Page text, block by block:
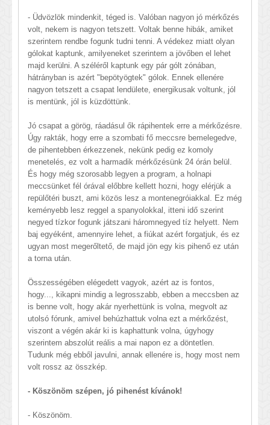
- Üdvözlök mindenkit, téged is. Valóban nagyon jó mérkőzés
volt, nekem is nagyon tetszett. Voltak benne hibák, amiket
szerintem rendbe fogunk tudni tenni. A védekez miatt olyan
gólokat kaptunk, amilyeneket szerintem a jövőben el lehet
majd kerülni. A széléről kaptunk egy pár gólt zónában,
hátrányban is azért "bepötyögtek" gólok. Ennek ellenére
nagyon tetszett a csapat lendülete, energikusak voltunk, jól
is mentünk, jól is küzdöttünk.
Jó csapat a görög, ráadásul ők rápihentek erre a mérkőzésre.
Úgy rakták, hogy erre a szombati fő meccsre bemelegedve,
de pihentebben érkezzenek, nekünk pedig ez komoly
menetelés, ez volt a harmadik mérkőzésünk 24 órán belül.
És hogy még szorosabb legyen a program, a holnapi
meccsünket fél órával előbbre kellett hozni, hogy elérjük a
repülőtéri buszt, ami közös lesz a montenegróiakkal. Ez még
keményebb lesz reggel a spanyolokkal, itteni idő szerint
negyed tízkor fogunk játszani háromnegyed tíz helyett. Nem
baj egyéként, amennyire lehet, a fiúkat azért forgatjuk, és ez
ugyan most megerőltető, de majd jön egy kis pihenő ez után
a torna után.
Összességében elégedett vagyok, azért az is fontos,
hogy..., kikapni mindig a legrosszabb, ebben a meccsben az
is benne volt, hogy akár nyerhettünk is volna, megvolt az
utolsó fórunk, amivel behúzhattuk volna ezt a mérkőzést,
viszont a végén akár ki is kaphattunk volna, úgyhogy
szerintem abszolút reális a mai napon ez a döntetlen.
Tudunk még ebből javulni, annak ellenére is, hogy most nem
volt rossz az összkép.
- Köszönöm szépen, jó pihenést kívánok!
- Köszönöm.